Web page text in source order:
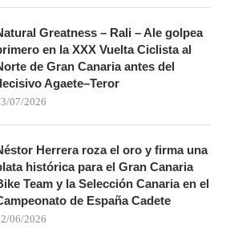
Greatness – Rali – Ale golpea
en la XXX Vuelta Ciclista al
de Gran Canaria antes del
Agaete–Teror
07/2026
Herrera roza el oro y firma una
histórica para el Gran Canaria
Team y la Selección Canaria en el
de España Cadete
06/2026